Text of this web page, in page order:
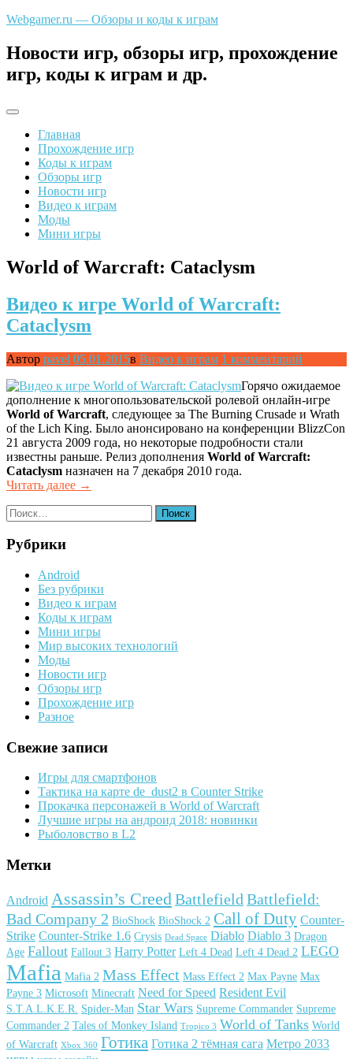
Перейти
содержимому
Webgamer.ru — Обзоры и коды к играм
Новости игр, обзоры игр, прохождение
игр, коды к играм и др.
Главная
Прохождение игр
Коды к играм
Обзоры игр
Новости игр
Видео к играм
Моды
Мини игры
World of Warcraft: Cataclysm
Видео к игре World of Warcraft:
Cataclysm
Автор pavel 05.01.2015в Видео к играм 1 комментарий
Горячо ожидаемое
дополнение к многопользовательской ролевой онлайн-игре
World of Warcraft, следующее за The Burning Crusade и Wrath
of the Lich King. Было анонсировано на конференции BlizzCon
21 августа 2009 года, но некоторые подробности стали
известны раньше. Релиз дополнения World of Warcraft:
Cataclysm назначен на 7 декабря 2010 года.
Читать далее «Видео
→
Найти:
Рубрики
Android
Без рубрики
Видео к играм
Коды к играм
Мини игры
Мир высоких технологий
Моды
Новости игр
Обзоры игр
Прохождение игр
Разное
Свежие записи
Игры для смартфонов
Тактика на карте de_dust2 в Counter Strike
Прокачка персонажей в World of Warcraft
Лучшие игры на андроид 2018: новинки
Рыболовство в L2
Метки
Android Assassin’s Creed Battlefield Battlefield:
Bad Company 2 BioShock BioShock 2 Call of Duty Counter-
Strike Counter-Strike 1.6 Crysis Dead Space Diablo Diablo 3 Dragon
Age Fallout Fallout 3 Harry Potter Left 4 Dead Left 4 Dead 2 LEGO
Mafia Mafia 2 Mass Effect Mass Effect 2 Max Payne Max
Payne 3 Microsoft Minecraft Need for Speed Resident Evil
S.T.A.L.K.E.R. Spider-Man Star Wars Supreme Commander Supreme
Commander 2 Tales of Monkey Island Tropico 3 World of Tanks World
of Warcraft Xbox 360 Готика Готика 2 тёмная сага Метро 2033